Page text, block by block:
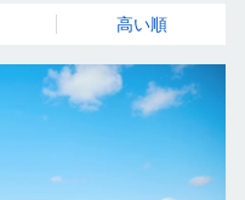
高い順